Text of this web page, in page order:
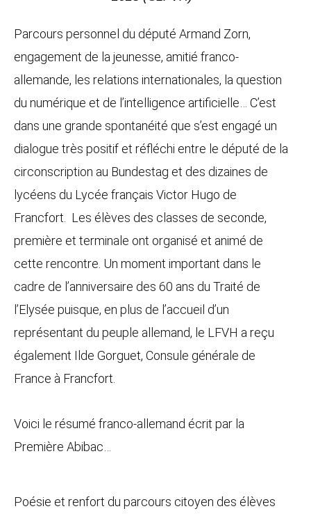
Parcours personnel du député Armand Zorn,
engagement de la jeunesse, amitié franco-
allemande, les relations internationales, la question
du numérique et de l’intelligence artificielle… C’est
dans une grande spontanéité que s’est engagé un
dialogue très positif et réfléchi entre le député de la
circonscription au Bundestag et des dizaines de
lycéens du Lycée français Victor Hugo de
Francfort. Les élèves des classes de seconde,
première et terminale ont organisé et animé de
cette rencontre. Un moment important dans le
cadre de l’anniversaire des 60 ans du Traité de
l’Elysée puisque, en plus de l’accueil d’un
représentant du peuple allemand, le LFVH a reçu
également Ilde Gorguet, Consule générale de
France à Francfort.
Voici le résumé franco-allemand écrit par la
Première Abibac…
Poésie et renfort du parcours citoyen des élèves